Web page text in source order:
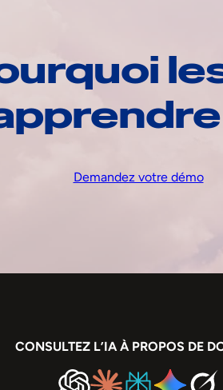
Demandez votre démo
CONSULTEZ L’IA À PROPOS DE